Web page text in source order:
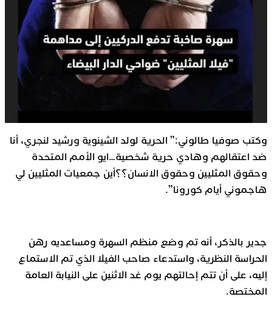
وكتب صوفيا طالوني:” الحرية لولد الشينوية ورشيد لنجري، أنا
ضد اعتقالهم وهادي حرية شخصية…ايو الأمم المتحدة
وحقوق المثليين وحقوق الانسان؟؟أين جمعيات المثليين لي
هاجموني أيام كورونا”.
جدير بالذكر، أنه تم وضع منظم السهرة ومساعديه رهن
الحراسة النظرية، واستدعاء صاحب الفيلا الذي تم الاستماع
إليه، على أن تتم إحالتهم يوم غد الاثنين على النيابة العامة
المختصة.